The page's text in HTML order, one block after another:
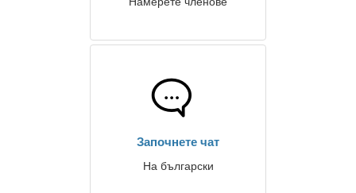
Започнете чат
На български